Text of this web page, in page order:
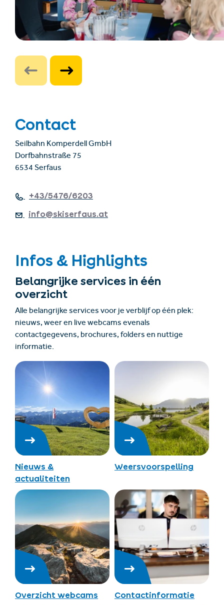
Contact
Seilbahn Komperdell GmbH
Dorfbahnstraße 75
6534 Serfaus
+43/5476/6203
info@skiserfaus.at
Infos & Highlights
Belangrijke services in één
overzicht
Alle belangrijke services voor je verblijf op één plek:
nieuws, weer en live webcams evenals
contactgegevens, brochures, folders en nuttige
informatie.
Nieuws &
actualiteiten
Weersvoorspelling
Overzicht webcams Contactinformatie